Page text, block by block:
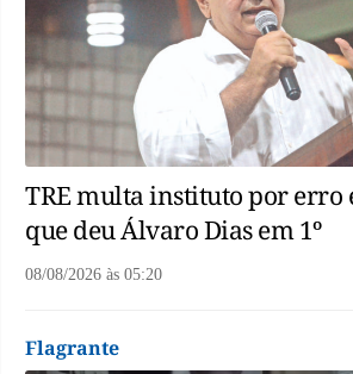
TRE multa instituto por erro
que deu Álvaro Dias em 1º
08/08/2026 às 05:20
Flagrante